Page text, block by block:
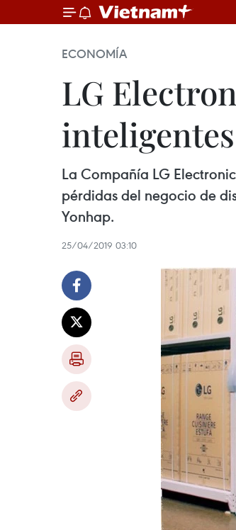
ECONOMÍA
LG
La Compañía LG
pérdidas del negocio de
Yonhap.
25/04/2019 03:10